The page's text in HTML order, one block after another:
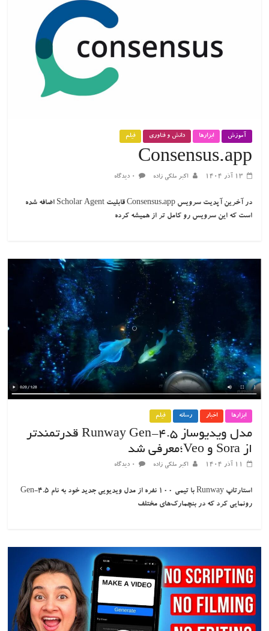
آموزش ابزارها دانش و فناوری فیلم
Consensus.app
۱۳ آذر ۱۴۰۴ اکبر ملکی زاده ۰ دیدگاه
در آخرین آپدیت سرویس Consensus.app قابلیت Scholar Agent اضافه شده
است که این سرویس رو کامل تر از همیشه کرده
ابزارها اخبار رسانه فیلم
مدل ویدیوساز Runway Gen-4.5 قدرتمندتر
از Sora و Veo؛معرفی شد
۱۱ آذر ۱۴۰۴ اکبر ملکی زاده ۰ دیدگاه
استارتاپ Runway با تیمی ۱۰۰ نفره از مدل ویدیویی جدید خود به نام Gen-4.5
رونمایی کرد که در بنچمارک‌های مختلف